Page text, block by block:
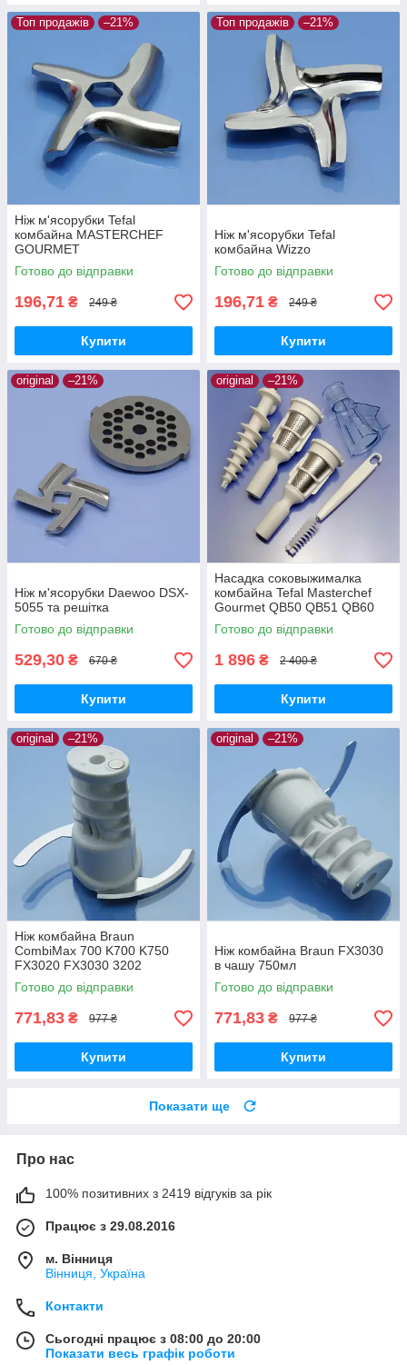
Топ продажів –21%
Ніж м'ясорубки Tefal
комбайна MASTERCHEF
GOURMET
Готово до відправки
196,71 ₴ 249 ₴
Купити
Топ продажів –21%
Ніж м'ясорубки Tefal
комбайна Wizzo
Готово до відправки
196,71 ₴ 249 ₴
Купити
original –21%
Ніж м'ясорубки Daewoo DSX-
5055 та решітка
Готово до відправки
529,30 ₴ 670 ₴
Купити
original –21%
Насадка соковыжималка
комбайна Tefal Masterchef
Gourmet QB50 QB51 QB60
QB61 QB62 QB40 оригінал
Готово до відправки
1 896 ₴ 2 400 ₴
Купити
original –21%
Ніж комбайна Braun
CombiMax 700 K700 K750
FX3020 FX3030 3202
Multiquick 5 в чашу блендера
750мл
Готово до відправки
771,83 ₴ 977 ₴
Купити
original –21%
Ніж комбайна Braun FX3030
в чашу 750мл
Готово до відправки
771,83 ₴ 977 ₴
Купити
Показати ще
Про нас
100% позитивних з 2419 відгуків за рік
Працює з 29.08.2016
м. Вінниця
Вінниця, Україна
Контакти
Сьогодні працює з 08:00 до 20:00
Показати весь графік роботи